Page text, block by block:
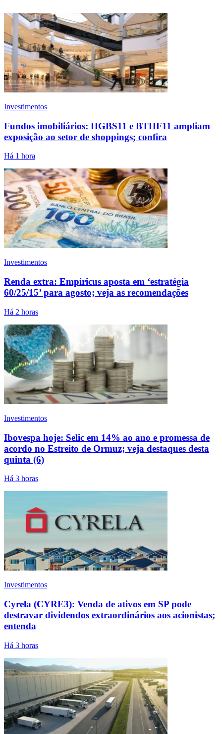
Investimentos
Fundos imobiliários: HGBS11 e BTHF11 ampliam
exposição ao setor de shoppings; confira
Há 1 hora
Investimentos
Renda extra: Empiricus aposta em ‘estratégia
60/25/15’ para agosto; veja as recomendações
Há 2 horas
Investimentos
Ibovespa hoje: Selic em 14% ao ano e promessa de
acordo no Estreito de Ormuz; veja destaques desta
quinta (6)
Há 3 horas
Investimentos
Cyrela (CYRE3): Venda de ativos em SP pode
destravar dividendos extraordinários aos acionistas;
entenda
Há 3 horas